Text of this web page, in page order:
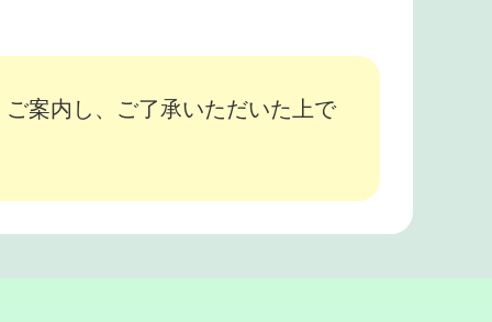
案内し、ご了承いただいた上で